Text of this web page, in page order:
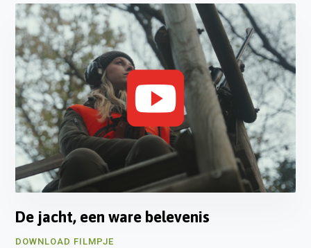
De jacht, een ware belevenis
DOWNLOAD FILMPJE